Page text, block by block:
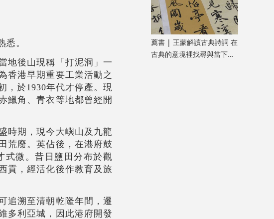
。
地後山現稱「打泥洞」一
香港早期重要工業活動之
，於1930年代才停產。現
鱲角、青衣等地都曾經開
時期，現今大嶼山及九龍
荒廢。英佔後，在港府鼓
式微。昔日鹽田分布於觀
貢，經活化後作教育及旅
追溯至清朝乾隆年間，遷
多利亞城，因此港府開發
薦書 | 王蒙解讀古典詩詞 在
古典的意境裡找尋與當下共